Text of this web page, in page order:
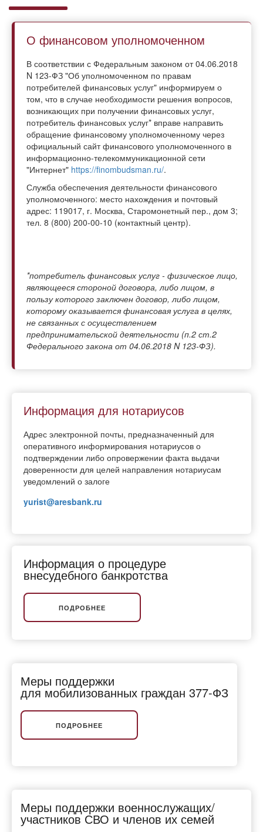
О финансовом уполномоченном
В соответствии с Федеральным законом от 04.06.2018
N 123-ФЗ "Об уполномоченном по правам
потребителей финансовых услуг" информируем о
том, что в случае необходимости решения вопросов,
возникающих при получении финансовых услуг,
потребитель финансовых услуг* вправе направить
обращение финансовому уполномоченному через
официальный сайт финансового уполномоченного в
информационно-телекоммуникационной сети
"Интернет" https://finombudsman.ru/.
Служба обеспечения деятельности финансового
уполномоченного: место нахождения и почтовый
адрес: 119017, г. Москва, Старомонетный пер., дом 3;
тел. 8 (800) 200-00-10 (контактный центр).
*потребитель финансовых услуг - физическое лицо,
являющееся стороной договора, либо лицом, в
пользу которого заключен договор, либо лицом,
которому оказывается финансовая услуга в целях,
не связанных с осуществлением
предпринимательской деятельности (п.2 ст.2
Федерального закона от 04.06.2018 N 123-ФЗ).
Информация для нотариусов
Адрес электронной почты, предназначенный для
оперативного информирования нотариусов о
подтверждении либо опровержении факта выдачи
доверенности для целей направления нотариусам
уведомлений о залоге
yurist@aresbank.ru
Информация о процедуре
внесудебного банкротства
ПОДРОБНЕЕ
Меры поддержки
для мобилизованных граждан 377-ФЗ
ПОДРОБНЕЕ
Меры поддержки военнослужащих/
участников СВО и членов их семей